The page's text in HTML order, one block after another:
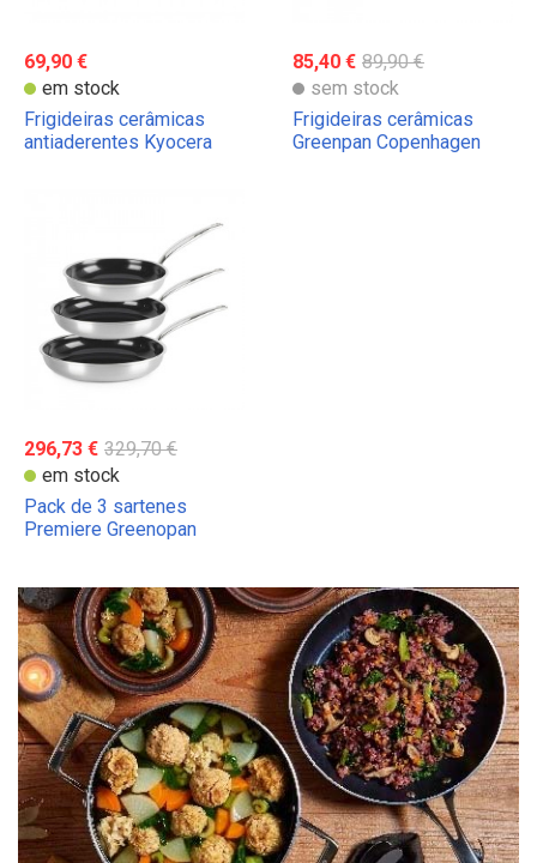
69,90 €
em stock
Frigideiras cerâmicas
antiaderentes Kyocera
85,40 € 89,90 €
sem stock
Frigideiras cerâmicas
Greenpan Copenhagen
296,73 € 329,70 €
em stock
Pack de 3 sartenes
Premiere Greenopan